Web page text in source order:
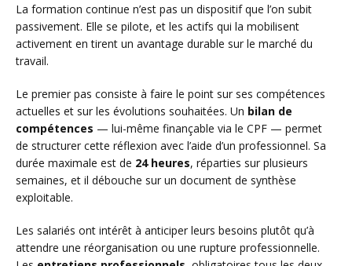
La formation continue n’est pas un dispositif que l’on subit
passivement. Elle se pilote, et les actifs qui la mobilisent
activement en tirent un avantage durable sur le marché du
travail.
Le premier pas consiste à faire le point sur ses compétences
actuelles et sur les évolutions souhaitées. Un bilan de
compétences — lui-même finançable via le CPF — permet
de structurer cette réflexion avec l’aide d’un professionnel. Sa
durée maximale est de 24 heures, réparties sur plusieurs
semaines, et il débouche sur un document de synthèse
exploitable.
Les salariés ont intérêt à anticiper leurs besoins plutôt qu’à
attendre une réorganisation ou une rupture professionnelle.